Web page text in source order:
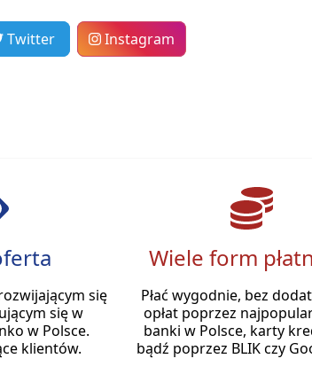
Twitter Instagram
się
się w
w Polsce.
klientów.
Wiele form
Płać wygodnie, bez
opłat poprzez
banki w Polsce, karty
bądź poprzez BLIK czy